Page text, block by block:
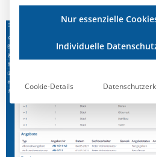
Nur essenzielle
Individuelle
Cookie-Details